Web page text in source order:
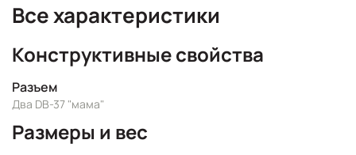
Все характеристики
Конструктивные свойства
Разъем
Два DB-37 "мама"
Размеры и вес